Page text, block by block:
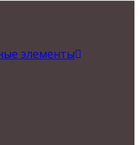
элементы